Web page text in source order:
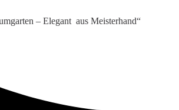
– Elegant aus Meisterhand“